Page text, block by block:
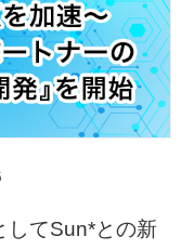
してSun*との新